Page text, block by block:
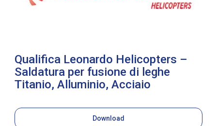
Qualifica Leonardo Helicopters –
Saldatura per fusione di leghe
Titanio, Alluminio, Acciaio
Download